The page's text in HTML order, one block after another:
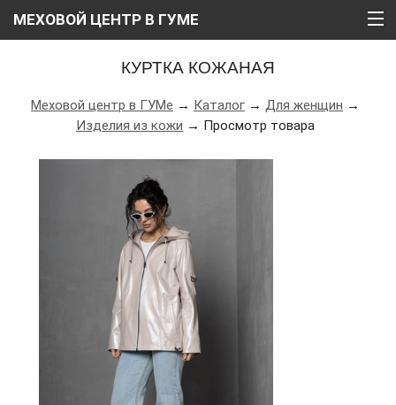
МЕХОВОЙ ЦЕНТР В ГУМЕ
КАТАЛОГ
РАССРОЧКА
КУРТКА КОЖАНАЯ
Меховой центр в ГУМе → Каталог → Для женщин →
Изделия из кожи → Просмотр товара